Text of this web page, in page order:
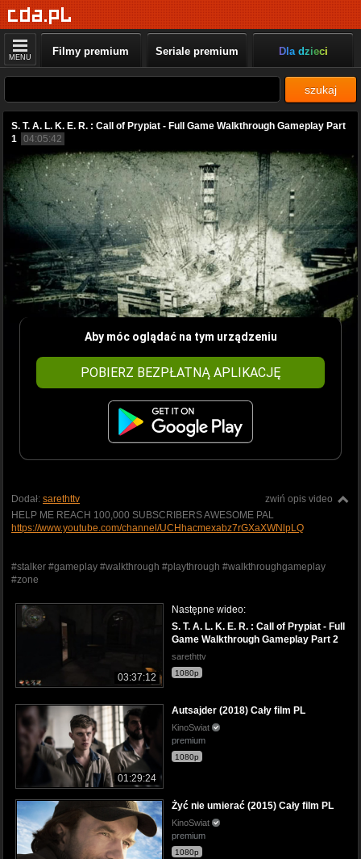
MENU Filmy premium Seriale premium Dla dzieci
szukaj
S. T. A. L. K. E. R. : Call of Prypiat - Full Game Walkthrough Gameplay Part
1 04:05:42
Aby móc oglądać na tym urządzeniu
POBIERZ BEZPŁATNĄ APLIKACJĘ
zwiń opis video
Dodał: sarethttv
HELP ME REACH 100,000 SUBSCRIBERS AWESOME PAL
https://www.youtube.com/channel/UCHhacmexabz7rGXaXWNlpLQ
#stalker #gameplay #walkthrough #playthrough #walkthroughgameplay
#zone
03:37:12
Następne wideo:
S. T. A. L. K. E. R. : Call of Prypiat - Full
Game Walkthrough Gameplay Part 2
sarethttv
1080p
01:29:24
Autsajder (2018) Cały film PL
KinoSwiat
premium
1080p
Żyć nie umierać (2015) Cały film PL
KinoSwiat
premium
1080p